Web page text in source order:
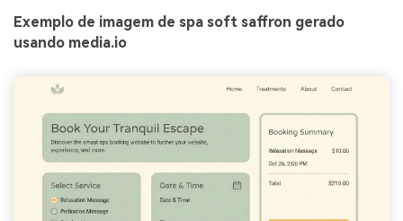
Exemplo de imagem de spa soft saffron gerado
usando media.io